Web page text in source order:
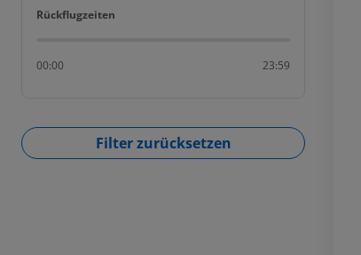
Rückflugzeiten
Rückflugzeiten
00:00 23:59
Filter zurücksetzen